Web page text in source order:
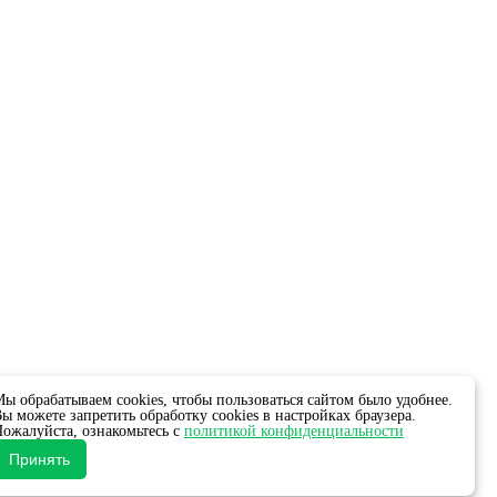
обрабатываем cookies, чтобы пользоваться сайтом было удобнее.
можете запретить обработку cookies в настройках браузера.
ознакомьтесь с политикой конфиденциальности
Принять